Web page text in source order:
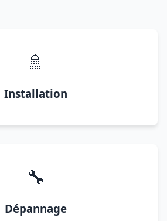
🚿
Installation
🔧
Dépannage